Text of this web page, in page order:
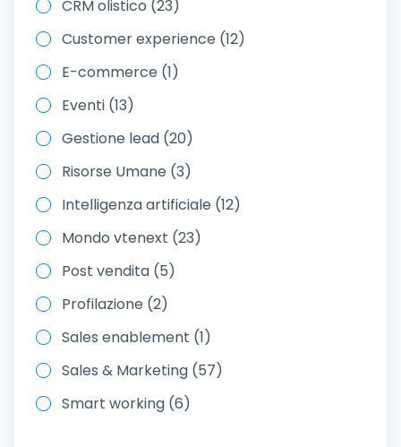
CRM olistico (23)
Customer experience (12)
E-commerce (1)
Eventi (13)
Gestione lead (20)
Risorse Umane (3)
Intelligenza artificiale (12)
Mondo vtenext (23)
Post vendita (5)
Profilazione (2)
Sales enablement (1)
Sales & Marketing (57)
Smart working (6)